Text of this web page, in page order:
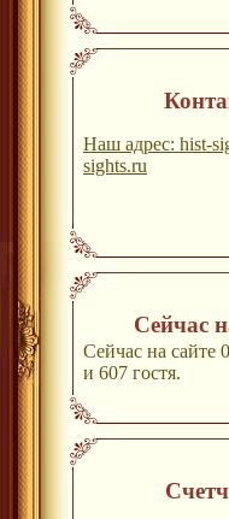
Наш адрес: hist-
sights.ru
Сейчас
Сейчас на сайте
и 607 гостя.